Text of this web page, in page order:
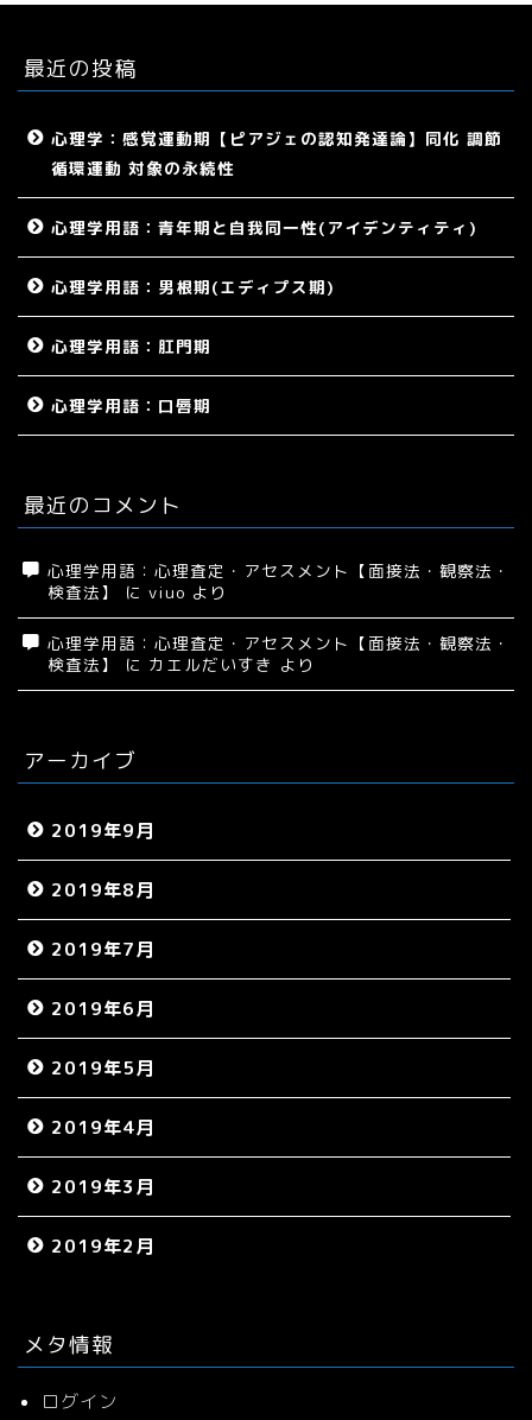
最近の投稿
心理学：感覚運動期【ピアジェの認知発達論】同化 調節
循環運動 対象の永続性
心理学用語：青年期と自我同一性(アイデンティティ)
心理学用語：男根期(エディプス期)
心理学用語：肛門期
心理学用語：口唇期
最近のコメント
心理学用語：心理査定・アセスメント【面接法・観察法・
検査法】
に viuo より
心理学用語：心理査定・アセスメント【面接法・観察法・
検査法】
に カエルだいすき より
アーカイブ
2019年9月
2019年8月
2019年7月
2019年6月
2019年5月
2019年4月
2019年3月
2019年2月
メタ情報
ログイン